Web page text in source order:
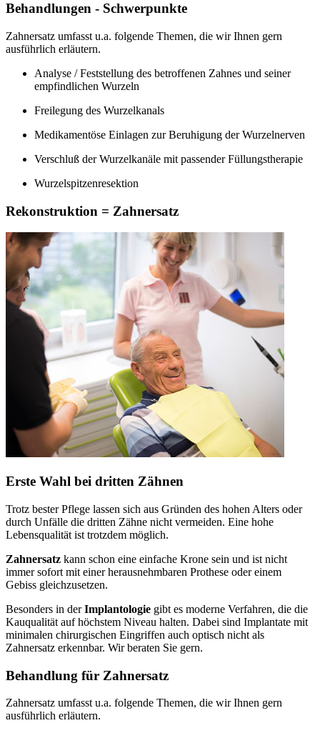
Behandlungen - Schwerpunkte
Zahnersatz umfasst u.a. folgende Themen, die wir Ihnen gern
ausführlich erläutern.
Analyse / Feststellung des betroffenen Zahnes und seiner
empfindlichen Wurzeln
Freilegung des Wurzelkanals
Medikamentöse Einlagen zur Beruhigung der Wurzelnerven
Verschluß der Wurzelkanäle mit passender Füllungstherapie
Wurzelspitzenresektion
Rekonstruktion = Zahnersatz
Erste Wahl bei dritten Zähnen
Trotz bester Pflege lassen sich aus Gründen des hohen Alters oder
durch Unfälle die dritten Zähne nicht vermeiden. Eine hohe
Lebensqualität ist trotzdem möglich.
Zahnersatz kann schon eine einfache Krone sein und ist nicht
immer sofort mit einer herausnehmbaren Prothese oder einem
Gebiss gleichzusetzen.
Besonders in derImplantologie gibt es moderne Verfahren, die die
Kauqualität auf höchstem Niveau halten. Dabei sind Implantate mit
minimalen chirurgischen Eingriffen auch optisch nicht als
Zahnersatz erkennbar. Wir beraten Sie gern.
Behandlung für Zahnersatz
Zahnersatz umfasst u.a. folgende Themen, die wir Ihnen gern
ausführlich erläutern.